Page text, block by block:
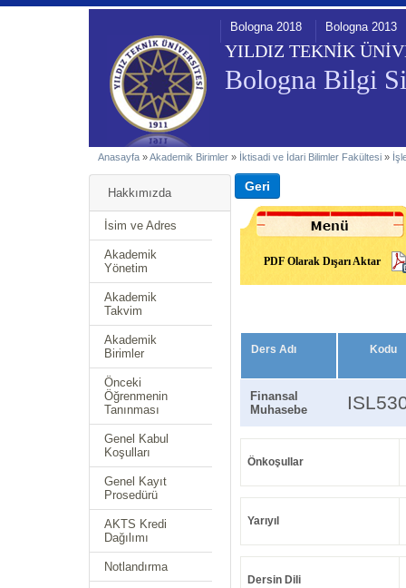
YILDIZ TEKNİK
Bologna Bilgi
Bologna 2018 Bologna 2013
Anasayfa »Akademik Birimler » İktisadi ve İdari Bilimler Fakültesi »
Hakkımızda
İsim ve Adres
Akademik
Yönetim
Akademik
Takvim
Akademik
Birimler
Önceki
Öğrenmenin
Tanınması
Genel Kabul
Koşulları
Genel Kayıt
Prosedürü
AKTS Kredi
Dağılımı
Notlandırma
PDF Olarak Dışarı Aktar
Ders Adı Kodu
Finansal
Muhasebe
Önkoşullar
Yarıyıl
Dersin Dili